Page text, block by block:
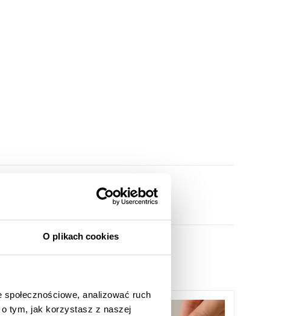
O plikach cookies
analizować ruch
tym, jak korzystasz z naszej